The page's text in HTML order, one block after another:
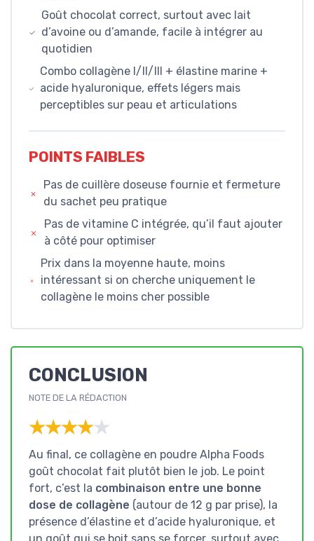
Goût chocolat correct, surtout avec lait
d’avoine ou d’amande, facile à intégrer au
quotidien
Combo collagène I/II/III + élastine marine +
acide hyaluronique, effets légers mais
perceptibles sur peau et articulations
POINTS FAIBLES
Pas de cuillère doseuse fournie et fermeture
du sachet peu pratique
Pas de vitamine C intégrée, qu’il faut ajouter
à côté pour optimiser
Prix dans la moyenne haute, moins
intéressant si on cherche uniquement le
collagène le moins cher possible
CONCLUSION
NOTE DE LA RÉDACTION
★★★★★
★★★★★
Au final, ce collagène en poudre Alpha Foods
goût chocolat fait plutôt bien le job. Le point
fort, c’est la combinaison entre une bonne
dose de collagène (autour de 12 g par prise), la
présence d’élastine et d’acide hyaluronique, et